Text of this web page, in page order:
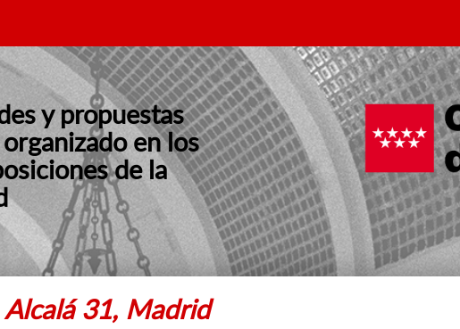
y propuestas
en los
de la
Alcalá 31, Madrid